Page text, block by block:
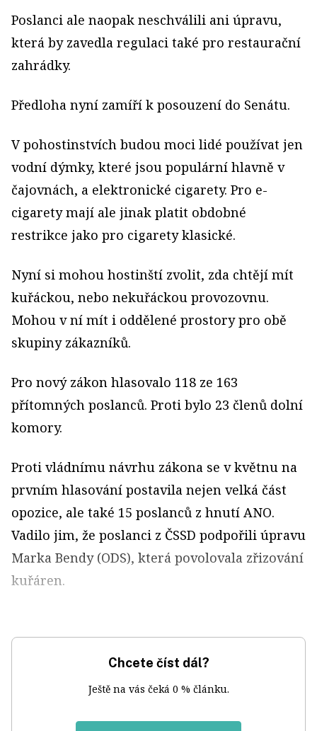
Poslanci ale naopak neschválili ani úpravu,
která by zavedla regulaci také pro restaurační
zahrádky.
Předloha nyní zamíří k posouzení do Senátu.
V pohostinstvích budou moci lidé používat jen
vodní dýmky, které jsou populární hlavně v
čajovnách, a elektronické cigarety. Pro e-
cigarety mají ale jinak platit obdobné
restrikce jako pro cigarety klasické.
Nyní si mohou hostinští zvolit, zda chtějí mít
kuřáckou, nebo nekuřáckou provozovnu.
Mohou v ní mít i oddělené prostory pro obě
skupiny zákazníků.
Pro nový zákon hlasovalo 118 ze 163
přítomných poslanců. Proti bylo 23 členů dolní
komory.
Proti vládnímu návrhu zákona se v květnu na
prvním hlasování postavila nejen velká část
opozice, ale také 15 poslanců z hnutí ANO.
Vadilo jim, že poslanci z ČSSD podpořili úpravu
Marka Bendy (ODS), která povolovala zřizování
kuřáren.
Chcete číst dál?
Ještě na vás čeká 0 % článku.